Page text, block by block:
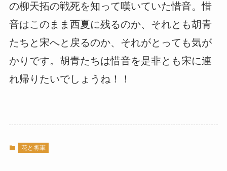
の柳天拓の戦死を知って嘆いていた惜音。惜
音はこのまま西夏に残るのか、それとも胡青
たちと宋へと戻るのか、それがとっても気が
かりです。胡青たちは惜音を是非とも宋に連
れ帰りたいでしょうね！！
花と将軍